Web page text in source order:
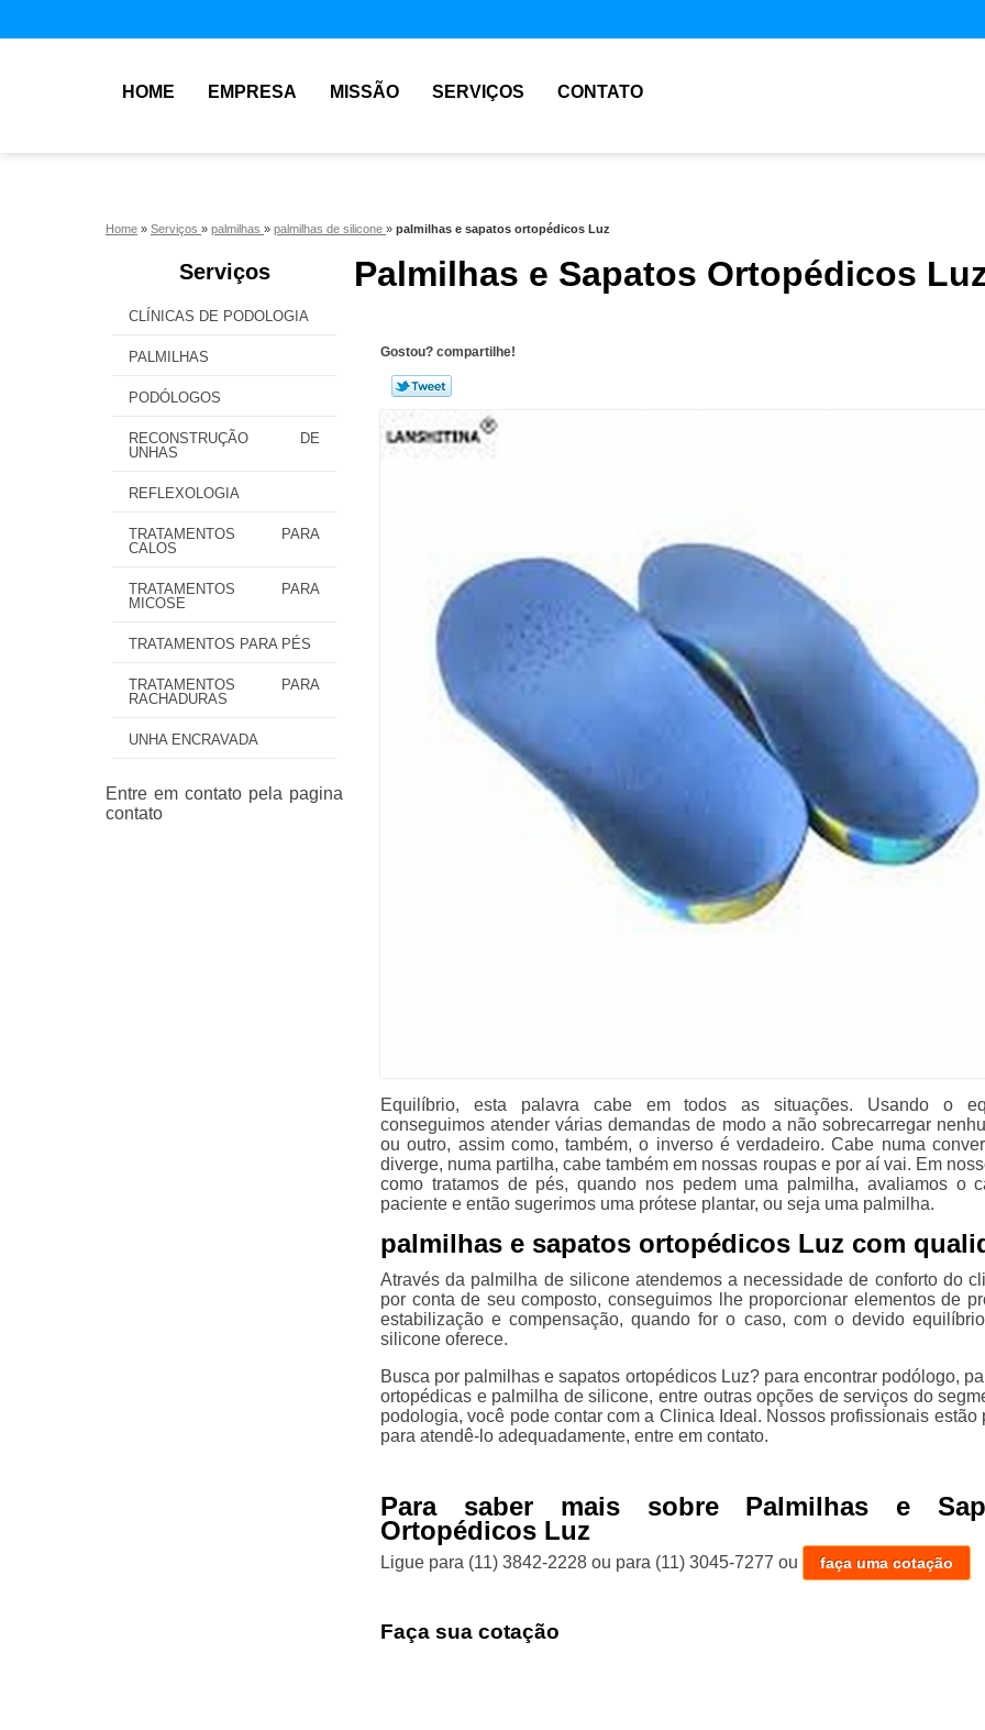
HOME EMPRESA MISSÃO SERVIÇOS CONTATO
Home » Serviços » palmilhas » palmilhas de silicone » palmilhas e sapatos ortopédicos Luz
Serviços
CLÍNICAS DE PODOLOGIA
PALMILHAS
PODÓLOGOS
RECONSTRUÇÃO DE
UNHAS
REFLEXOLOGIA
TRATAMENTOS PARA
CALOS
TRATAMENTOS PARA
MICOSE
TRATAMENTOS PARA PÉS
TRATAMENTOS PARA
RACHADURAS
UNHA ENCRAVADA
Palmilhas e Sapatos Ortopédicos
Gostou? compartilhe!
Equilíbrio, esta palavra cabe em todos as situações. Usando o
conseguimos atender várias demandas de modo a não sobrecarregar
ou outro, assim como, também, o inverso é verdadeiro. Cabe numa
diverge, numa partilha, cabe também em nossas roupas e por aí vai. Em
como tratamos de pés, quando nos pedem uma palmilha, avaliamos o
paciente e então sugerimos uma prótese plantar, ou seja uma palmilha.
palmilhas e sapatos ortopédicos Luz com
Através da palmilha de silicone atendemos a necessidade de conforto do
por conta de seu composto, conseguimos lhe proporcionar elementos de
estabilização e compensação, quando for o caso, com o devido
silicone oferece.
Busca por palmilhas e sapatos ortopédicos Luz? para encontrar podólogo,
ortopédicas e palmilha de silicone, entre outras opções de serviços do
podologia, você pode contar com a Clinica Ideal. Nossos profissionais estão
para atendê-lo adequadamente, entre em contato.
Para saber mais sobre Palmilhas e
Ortopédicos Luz
Ligue para (11) 3842-2228 ou para (11) 3045-7277 ou faça uma cotação
Faça sua cotação